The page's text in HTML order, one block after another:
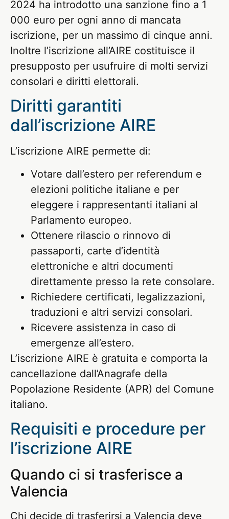
2024 ha introdotto una sanzione fino a 1
000 euro per ogni anno di mancata
iscrizione, per un massimo di cinque anni.
Inoltre l’iscrizione all’AIRE costituisce il
presupposto per usufruire di molti servizi
consolari e diritti elettorali.
Diritti garantiti
dall’iscrizione AIRE
L’iscrizione AIRE permette di:
Votare dall’estero per referendum e
elezioni politiche italiane e per
eleggere i rappresentanti italiani al
Parlamento europeo.
Ottenere rilascio o rinnovo di
passaporti, carte d’identità
elettroniche e altri documenti
direttamente presso la rete consolare.
Richiedere certificati, legalizzazioni,
traduzioni e altri servizi consolari.
Ricevere assistenza in caso di
emergenze all’estero.
L’iscrizione AIRE è gratuita e comporta la
cancellazione dall’Anagrafe della
Popolazione Residente (APR) del Comune
italiano.
Requisiti e procedure per
l’iscrizione AIRE
Quando ci si trasferisce a
Valencia
Chi decide di trasferirsi a Valencia deve